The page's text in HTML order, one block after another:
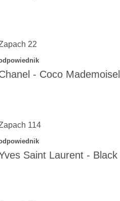
22
- Coco
114
Saint Laurent -